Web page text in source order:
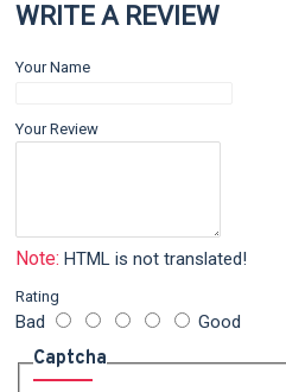
WRITE A REVIEW
Your Name
Your Review
Note: HTML is not translated!
Rating
Bad Good
Captcha